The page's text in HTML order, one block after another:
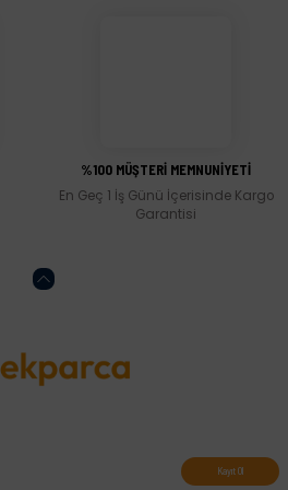
%100 MÜŞTERİ MEMNUNİYETİ
En Geç 1 İş Günü İçerisinde Kargo
Garantisi
Kayıt Ol